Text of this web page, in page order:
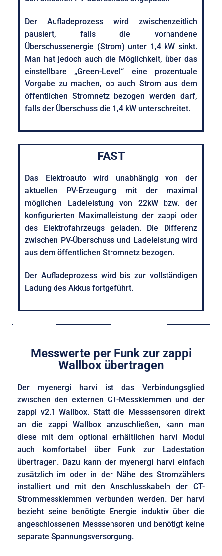
Der Aufladeprozess wird zwischenzeitlich
pausiert, falls die vorhandene
Überschussenergie (Strom) unter 1,4 kW sinkt.
Man hat jedoch auch die Möglichkeit, über das
einstellbare „Green-Level“ eine prozentuale
Vorgabe zu machen, ob auch Strom aus dem
öffentlichen Stromnetz bezogen werden darf,
falls der Überschuss die 1,4 kW unterschreitet.
FAST
Das Elektroauto wird unabhängig von der
aktuellen PV-Erzeugung mit der maximal
möglichen Ladeleistung von 22kW bzw. der
konfigurierten Maximalleistung der zappi oder
des Elektrofahrzeugs geladen. Die Differenz
zwischen PV-Überschuss und Ladeleistung wird
aus dem öffentlichen Stromnetz bezogen.
Der Aufladeprozess wird bis zur vollständigen
Ladung des Akkus fortgeführt.
Messwerte per Funk zur zappi
Wallbox übertragen
Der myenergi harvi ist das Verbindungsglied
zwischen den externen CT-Messklemmen und der
zappi v2.1 Wallbox. Statt die Messsensoren direkt
an die zappi Wallbox anzuschließen, kann man
diese mit dem optional erhältlichen harvi Modul
auch komfortabel über Funk zur Ladestation
übertragen. Dazu kann der myenergi harvi einfach
zusätzlich im oder in der Nähe des Stromzählers
installiert und mit den Anschlusskabeln der CT-
Strommessklemmen verbunden werden. Der harvi
bezieht seine benötigte Energie induktiv über die
angeschlossenen Messsensoren und benötigt keine
separate Spannungsversorgung.